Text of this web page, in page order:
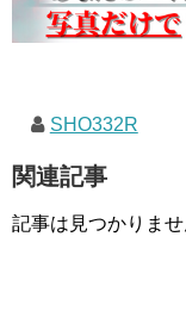
SHO332R
関連記事
記事は見つかりませ